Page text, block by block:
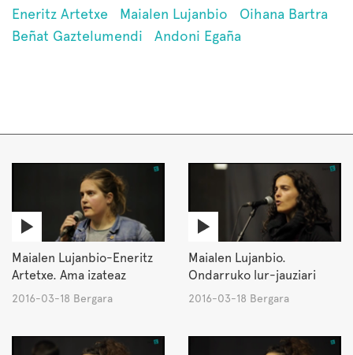
Eneritz Artetxe Maialen Lujanbio
Oihana Bartra
Beñat Gaztelumendi
Andoni Egaña
Maialen Lujanbio-Eneritz
Artetxe. Ama izateaz
2016-03-18 Bergara
Maialen Lujanbio.
Ondarruko lur-jauziari
2016-03-18 Bergara